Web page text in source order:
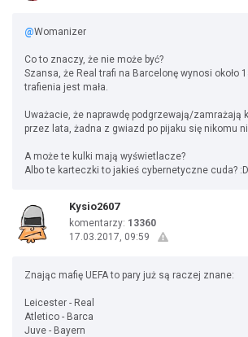
@Womanizer
Co to znaczy, że nie może być?
Szansa, że Real trafi na Barcelonę wynosi około
trafienia jest mała.
Uważacie, że naprawdę podgrzewają/zamrażają
przez lata, żadna z gwiazd po pijaku się nikomu
A może te kulki mają wyświetlacze?
Albo te karteczki to jakieś cybernetyczne cuda? :D
Kysio2607
komentarzy: 13360
17.03.2017, 09:59
Znając mafię UEFA to pary już są raczej znane:
Leicester - Real
Atletico - Barca
Juve - Bayern